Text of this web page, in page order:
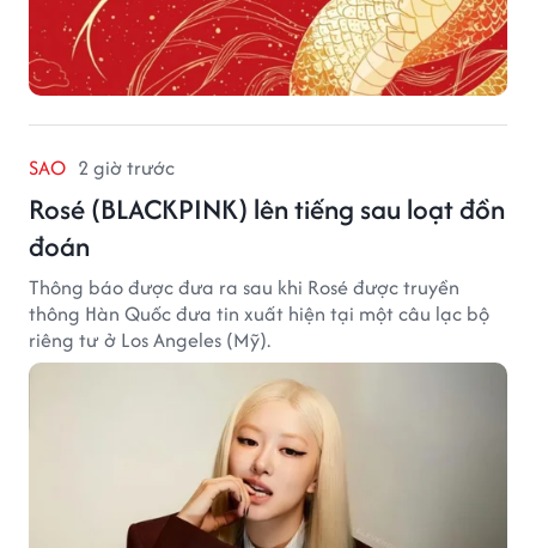
SAO 2 giờ trước
Rosé (BLACKPINK) lên tiếng sau loạt đồn
đoán
Thông báo được đưa ra sau khi Rosé được truyền
thông Hàn Quốc đưa tin xuất hiện tại một câu lạc bộ
riêng tư ở Los Angeles (Mỹ).